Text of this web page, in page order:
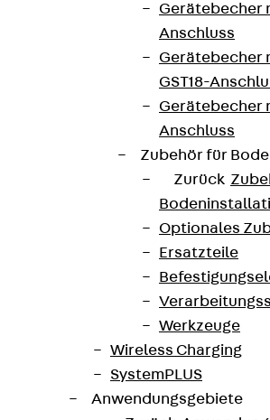
Gerätebecher
Anschluss
Gerätebecher
GST18-
Gerätebecher
Anschluss
Zubehör für
Zurück
Optionales
Ersatzteile
Werkzeuge
Wireless Charging
SystemPLUS
Anwendungsgebiete